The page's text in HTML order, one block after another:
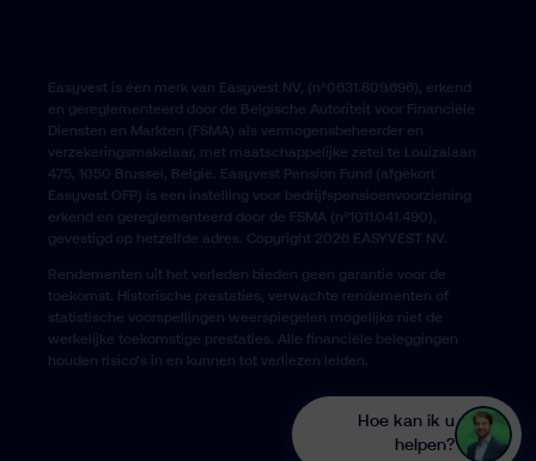
Hoe kan ik u
helpen?
Easyvest is een merk van Easyvest NV, (n°0631.809.696), erkend
en gereglementeerd door de Belgische Autoriteit voor Financiële
Diensten en Markten (FSMA) als vermogensbeheerder en
verzekeringsmakelaar, met maatschappelijke zetel te Louizalaan
475, 1050 Brussel, België. Easyvest Pension Fund (afgekort
Easyvest OFP) is een instelling voor bedrijfspensioenvoorziening
erkend en gereglementeerd door de FSMA (n°1011.041.490),
gevestigd op hetzelfde adres. Copyright 2026 EASYVEST NV.
Rendementen uit het verleden bieden geen garantie voor de
toekomst. Historische prestaties, verwachte rendementen of
statistische voorspellingen weerspiegelen mogelijks niet de
werkelijke toekomstige prestaties. Alle financiële beleggingen
houden risico’s in en kunnen tot verliezen leiden.